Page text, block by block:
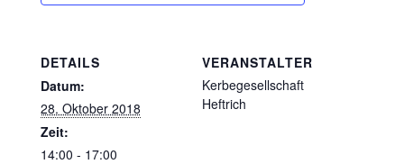
DETAILS
Datum:
28. Oktober 2018
Zeit:
14:00 - 17:00
VERANSTALTER
Kerbegesellschaft
Heftrich